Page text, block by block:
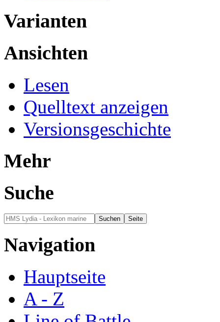
Varianten
Ansichten
Lesen
Quelltext anzeigen
Versionsgeschichte
Mehr
Suche
Navigation
Hauptseite
A - Z